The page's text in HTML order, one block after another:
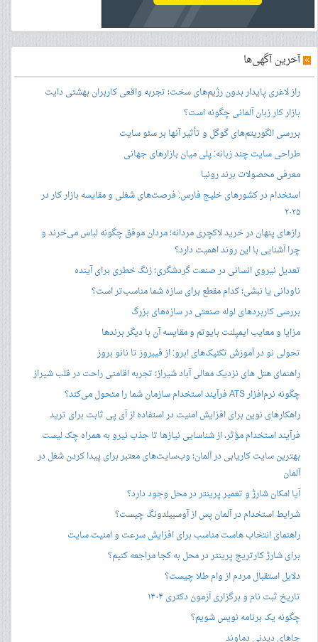
»آخرین آگهی‌ها
راز لاغری پایدار بدون رژیم‌های سخت؛ تجربه واقعی کاربران بهشتی دایت
بازار کار زبان آلمانی چگونه است؟
بررسی الگوریتم‌های گوگل و تأثیر آنها بر سئو سایت
طراحی سایت چند زبانه: پلی میان بازارهای جهانی
معرفی محصولات برند رونیا
استخدام در کشورهای خلیج فارس: فرصت‌های شغلی و مقایسه بازار کار در
۲۰۲۵
رازهای پنهان در خرید لاکچری مردانه؛ مردان موفق چگونه لباس می‌خرند و
چرا آشنایی با این روند اهمیت دارد؟
تعدیل نیروی انسانی در صنعت گردشگری؛ زنگ خطری برای آینده
ناودانی یا نبشی؛ کدام مقطع برای سازه شما مناسب‌تر است؟
بررسی کاربردهای لوله صنعتی در سازه‌های بزرگ
مزایا و معایب ایمپلنت بایوتم و مقایسه آن با دیگر برندها
تحولی نو در آموزش تکنیک‌های ابرو: از فیبروز تا نانو بروز
راهنمای هتل های نزدیک معالی آباد شیراز؛ تجربه اقامتی راحت در قلب شیراز
چگونه نرم‌افزار ATS فرآیند استخدام سازمان شما را متحول می‌کند؟
راهکارهای نوین برای افزایش امنیت در استفاده از آی پی ثابت برای ترید
فرآیند استخدام مؤثر، از شناسایی نیازها تا جذب نیرو به همراه چک لیست
بهترین سایت کاریابی در آلمان؛ وب‌سایت‌های معتبر برای پیدا کردن شغل در
آلمان
آیا امکان شارژ و تعمیر پرینتر در محل وجود دارد؟
شرایط استخدام در آلمان پس از آوسبیلدونگ چیست؟
راهنمای انتخاب هاست مناسب برای افزایش سرعت و امنیت سایت
برای شارژ کارتریج پرینتر در محل به کجا مراجعه کنیم؟
دلایل استقبال مردم از وام طلا چیست؟
تاریخ ثبت نام و برگزاری آزمون دکتری ۱۴۰۴
چگونه یک برنامه نویس شویم؟
جاهای دیدنی دماوند